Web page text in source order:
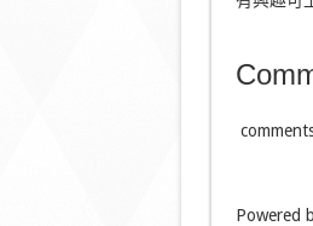
Powered